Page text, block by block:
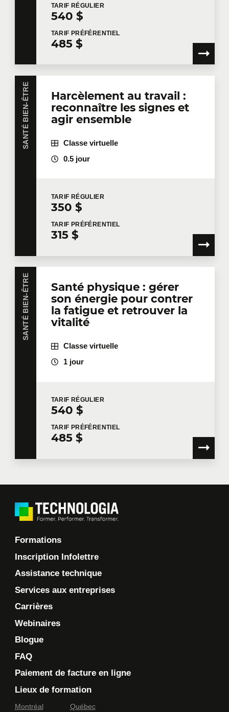
Nombre de participants*
Formation
Dites-nous en plus
Votre fonction
Localisation pour la formation
Message
fournit des informations sur la manière dont mes
informations personnelles seront utilisées après leur
nécessaires pour évaluer votre demande, vous
contacter pour faire suite à votre demande, ou vous
fournir les services.
communications commerciales.
En savoir plus >
TARIF RÉGULIER
540 $
TARIF PRÉFÉRENTIEL
485 $
SANTÉ BIEN-ÊTRE
Harcèlement au travail :
reconnaître les signes et
agir ensemble
Classe virtuelle
0.5 jour
TARIF RÉGULIER
350 $
TARIF PRÉFÉRENTIEL
315 $
SANTÉ BIEN-ÊTRE
Santé physique : gérer
son énergie pour contrer
la fatigue et retrouver la
vitalité
Classe virtuelle
1 jour
TARIF RÉGULIER
540 $
TARIF PRÉFÉRENTIEL
485 $
Formations
Inscription Infolettre
Assistance technique
Services aux entreprises
Carrières
Webinaires
Blogue
FAQ
Paiement de facture en ligne
Lieux de formation
Montréal Québec